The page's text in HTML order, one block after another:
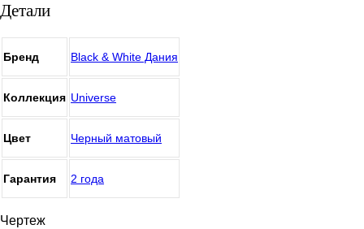
Детали
Бренд Black & White Дания
Коллекция Universe
Цвет Черный матовый
Гарантия 2 года
Чертеж